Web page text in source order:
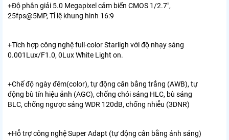
+Độ phân giải 5.0 Megapixel cảm biến CMOS 1/2.7″,
25fps@5MP, Tỉ lệ khung hình 16:9
+Tích hợp công nghệ full-color Starligh với độ nhạy sáng
0.001Lux/F1.0, 0Lux White Light on.
+Chế độ ngày đêm(color), tự động cân bằng trắng (AWB), tự
động bù tín hiệu ảnh (AGC), chống chói sáng HLC, bù sáng
BLC, chống ngược sáng WDR 120dB, chống nhiễu (3DNR)
+Hỗ trợ công nghệ Super Adapt (tự động cân bằng ánh sáng)